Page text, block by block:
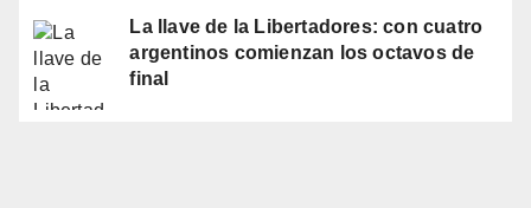
La llave de la Libertadores: con cuatro
argentinos comienzan los octavos de
final